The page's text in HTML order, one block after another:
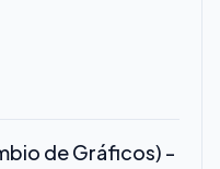
de Gráficos) -